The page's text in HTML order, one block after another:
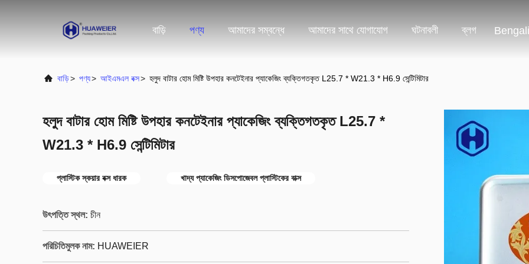
বাড়ি পণ্য আমাদের সম্বন্ধে আমাদের সাথে যোগাযোগ ঘটনাবলী ব্লগ Bengali
বাড়ি> পণ্য> আইএমএল বক্স> হলুদ বাটার হোম মিষ্টি উপহার কনটেইনার প্যাকেজিং ব্যক্তিগতকৃত L25.7 * W21.3 * H6.9 সেন্টিমিটার
হলুদ বাটার হোম মিষ্টি উপহার কনটেইনার প্যাকেজিং ব্যক্তিগতকৃত L25.7 *
W21.3 * H6.9 সেন্টিমিটার
প্লাস্টিক স্কয়ার বক্স ধারক খাদ্য প্যাকেজিং ডিসপোজেবল প্লাস্টিকের বাক্স
উৎপত্তি স্থল: চীন
পরিচিতিমুলক নাম: HUAWEIER